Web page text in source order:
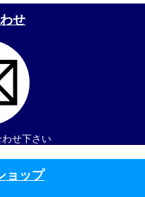
せ
せ下さい
ョップ